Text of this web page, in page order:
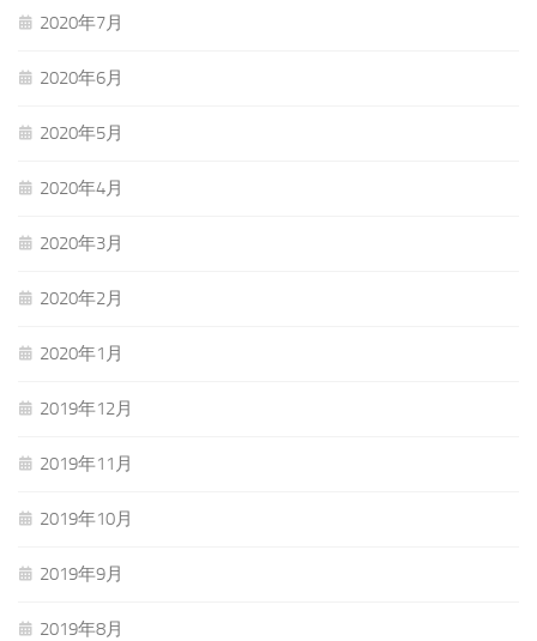
2020年7月
2020年6月
2020年5月
2020年4月
2020年3月
2020年2月
2020年1月
2019年12月
2019年11月
2019年10月
2019年9月
2019年8月